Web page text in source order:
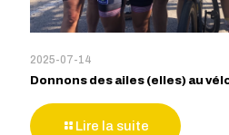
2025-07-14
Donnons des ailes (elles) au
Lire la suite